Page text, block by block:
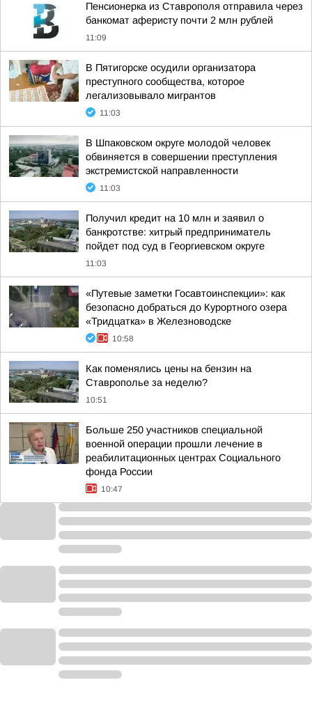
Пенсионерка из Ставрополя отправила через
банкомат аферисту почти 2 млн рублей
11:09
В Пятигорске осудили организатора
преступного сообщества, которое
легализовывало мигрантов
11:03
В Шпаковском округе молодой человек
обвиняется в совершении преступления
экстремистской направленности
11:03
Получил кредит на 10 млн и заявил о
банкротстве: хитрый предприниматель
пойдет под суд в Георгиевском округе
11:03
«Путевые заметки Госавтоинспекции»: как
безопасно добраться до Курортного озера
«Тридцатка» в Железноводске
10:58
Как поменялись цены на бензин на
Ставрополье за неделю?
10:51
Больше 250 участников специальной
военной операции прошли лечение в
реабилитационных центрах Социального
фонда России
10:47